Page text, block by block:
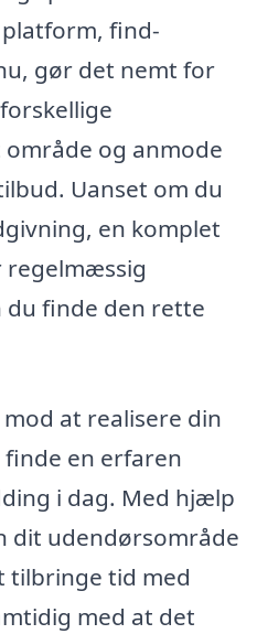
find-
gør det nemt for
og anmode
Uanset om du
en komplet
du finde den rette
at realisere din
en erfaren
i dag. Med hjælp
dit udendørsområde
tilbringe tid med
med at det